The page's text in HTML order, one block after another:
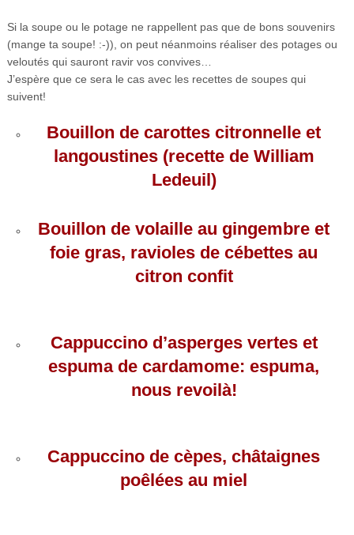
Si la soupe ou le potage ne rappellent pas que de bons souvenirs
(mange ta soupe! :-)), on peut néanmoins réaliser des potages ou
veloutés qui sauront ravir vos convives…
J’espère que ce sera le cas avec les recettes de soupes qui
suivent!
Bouillon decarottes citronnelle et
langoustines (recettede William
Ledeuil)
Bouillon de volaille au gingembre et
foie gras, ravioles de cébettes au
citron confit
Cappuccino d’asperges vertes et
espuma de cardamome: espuma,
nous revoilà!
Cappuccino de cèpes, châtaignes
poêlées au miel